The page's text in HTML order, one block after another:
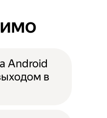
Android
в